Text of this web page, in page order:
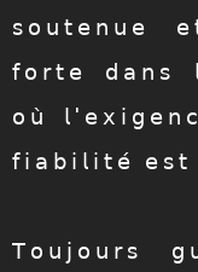
𝗌𝗈𝗎𝗍𝖾𝗇𝗎𝖾
𝖿𝗈𝗋𝗍𝖾 𝖽𝖺𝗇𝗌
𝗈𝗎̀
𝖿𝗂𝖺𝖻𝗂𝗅𝗂𝗍𝖾́
𝖳𝗈𝗎𝗃𝗈𝗎𝗋𝗌